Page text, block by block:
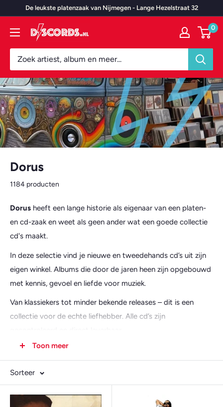
content
De leukste platenzaak van Nijmegen - Lange Hezelstraat 32
Discords.nl 0
Dorus
1184 producten
Dorus heeft een lange historie als eigenaar van een platen-
en cd-zaak en weet als geen ander wat een goede collectie
cd's maakt.
In deze selectie vind je nieuwe en tweedehands cd’s uit zijn
eigen winkel. Albums die door de jaren heen zijn opgebouwd
met kennis, gevoel en liefde voor muziek.
Van klassiekers tot minder bekende releases – dit is een
collectie voor de echte liefhebber. Alle cd’s zijn
Toon meer
Sorteer